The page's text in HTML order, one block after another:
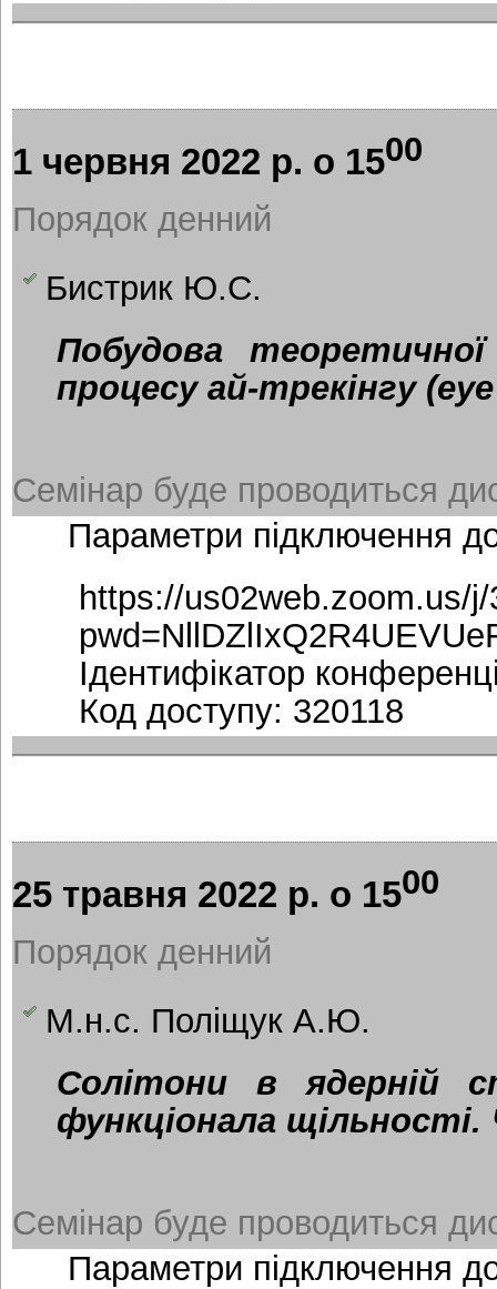
1 червня 2022 р. о 1500
Порядок денний
Бистрик Ю.С.
Побудова
процесу ай-трекінгу
Семінар буде проводиться
Параметри підключення
https://us02web.zoom.us/
Ідентифікатор
Код доступу: 320118
25 травня 2022 р. о 1500
Порядок денний
М.н.с. Поліщук А.Ю.
Солітони в ядерній
функціонала
Семінар буде проводиться
Параметри підключення